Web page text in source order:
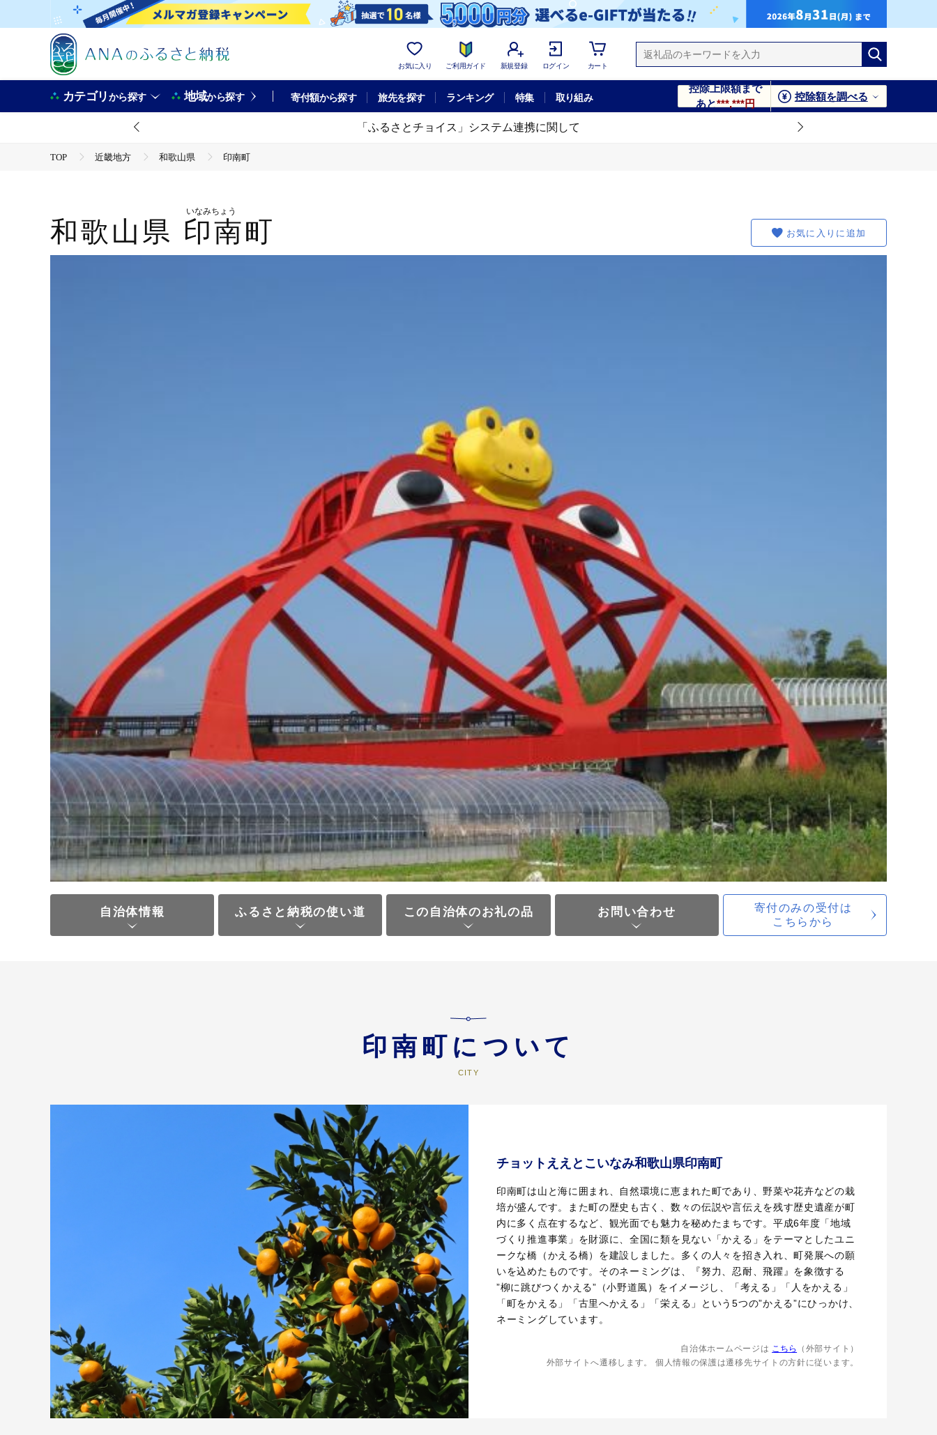
お気に入り ご利用ガイド 新規登録 ログイン カート
カテゴリから探す 地域から探す 寄付額から探す 旅先を探す ランキング 特集 取り組み
控除上限額まで
あと***,***円
控除額を調べる
「ふるさとチョイス」システム連携に関して
TOP 近畿地方 和歌山県 印南町
和歌山県 印南町
いなみちょう
お気に入りに追加
自治体情報 ふるさと納税の使い道 この自治体のお礼の品 お問い合わせ
寄付のみの受付は
こちらから
印南町について
チョットええとこいなみ和歌山県印南町
印南町は山と海に囲まれ、自然環境に恵まれた町であり、野菜や花卉などの栽
培が盛んです。また町の歴史も古く、数々の伝説や言伝えを残す歴史遺産が町
内に多く点在するなど、観光面でも魅力を秘めたまちです。平成6年度「地域
づくり推進事業」を財源に、全国に類を見ない「かえる」をテーマとしたユニ
ークな橋（かえる橋）を建設しました。多くの人々を招き入れ、町発展への願
いを込めたものです。そのネーミングは、『努力、忍耐、飛躍』を象徴する
”柳に跳びつくかえる”（小野道風）をイメージし、「考える」「人をかえる」
「町をかえる」「古里へかえる」「栄える」という5つの”かえる”にひっかけ、
ネーミングしています。
自治体ホームページは こちら
（外部サイト）
外部サイトへ遷移します。 個人情報の保護は遷移先サイトの方針に従います。